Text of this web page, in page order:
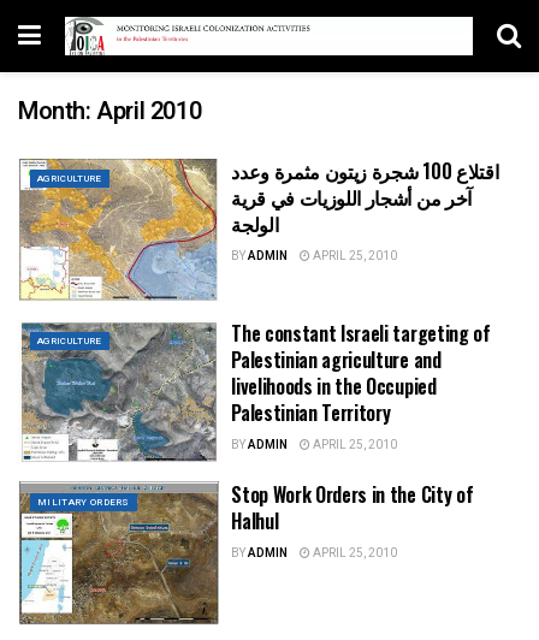
Month:April 2010
AGRICULTURE
اقتلاع 100 شجرة زيتون مثمرة وعدد
آخر من أشجار اللوزيات في قرية
الولجة
BYADMIN APRIL 25, 2010
AGRICULTURE
The constant Israeli targeting of
Palestinian agriculture and
livelihoods in the Occupied
Palestinian Territory
BYADMIN APRIL 25, 2010
MILITARY ORDERS
Stop Work Orders in the City of
Halhul
BYADMIN APRIL 25, 2010